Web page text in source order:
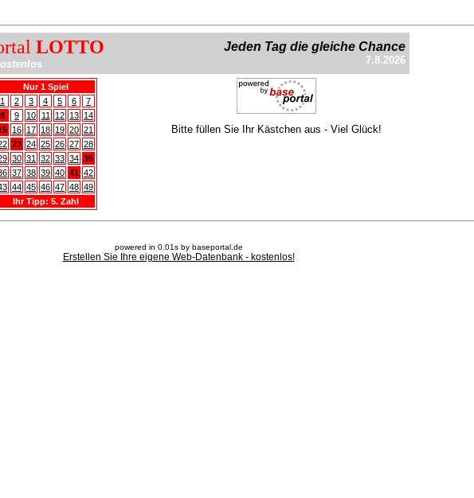
LOTTO Jeden Tag die gleiche Chance
7.8.2026
Nur 1 Spiel
1
2 3 4 5 6
7
8
9 10 11 12 13 14
16 17 18 19 20 21
23 24 25 26 27 28
30 31 32 33 34 35
37 38 39 40 41 42
44 45 46 47 48 49
Ihr Tipp: 5. Zahl
Bitte füllen Sie Ihr Kästchen aus - Viel Glück!
powered in 0.01s by baseportal.de
Erstellen Sie Ihre eigene Web-Datenbank - kostenlos!